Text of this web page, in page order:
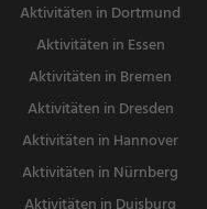
Aktivitäten in Dortmund
Aktivitäten in Essen
Aktivitäten in Bremen
Aktivitäten in Dresden
Aktivitäten in Hannover
Aktivitäten in Nürnberg